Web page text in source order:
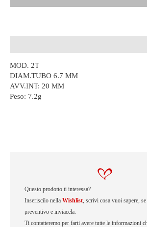
Questo prodotto ti interessa?
Inseriscilo nella Wishlist, scrivi cosa vuoi sapere,
preventivo e inviacela.
Ti contatteremo per farti avere tutte le informazioni
MOD. 2T
DIAM.TUBO 6.7 MM
AVV.INT: 20 MM
Peso: 7.2g